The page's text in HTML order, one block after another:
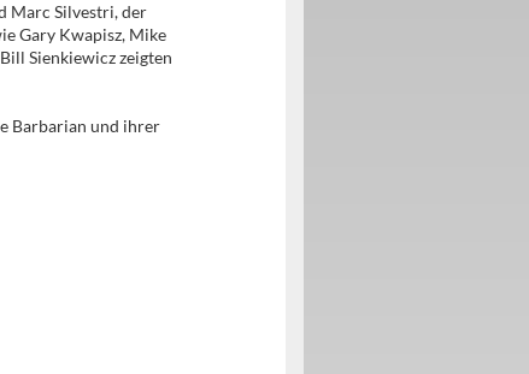
Marc Silvestri, der
Gary Kwapisz, Mike
Sienkiewicz zeigten
Barbarian und ihrer